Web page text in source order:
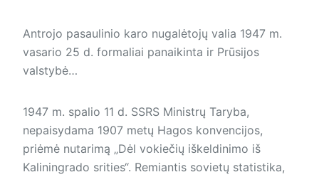
Antrojo pasaulinio karo nugalėtojų valia 1947 m.
vasario 25 d. formaliai panaikinta ir Prūsijos
valstybė…
1947 m. spalio 11 d. SSRS Ministrų Taryba,
nepaisydama 1907 metų Hagos konvencijos,
priėmė nutarimą „Dėl vokiečių iškeldinimo iš
Kaliningrado srities“. Remiantis sovietų statistika,